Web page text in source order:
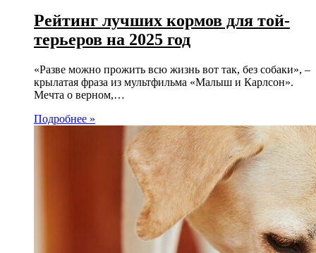
Рейтинг лучших кормов для той-
терьеров на 2025 год
«Разве можно прожить всю жизнь вот так, без собаки», –
крылатая фраза из мультфильма «Малыш и Карлсон».
Мечта о верном,…
Подробнее »